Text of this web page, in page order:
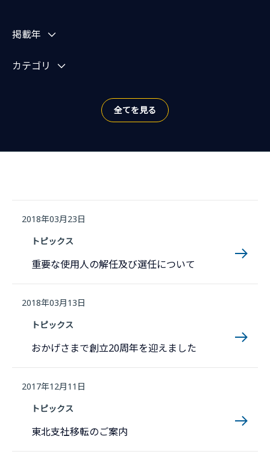
掲載年
カテゴリ
全てを見る
2018年03月23日
トピックス
重要な使用人の解任及び選任について
2018年03月13日
トピックス
おかげさまで創立20周年を迎えました
2017年12月11日
トピックス
東北支社移転のご案内